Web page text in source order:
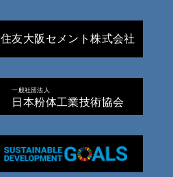
住友大阪セメント株式会社
一般社団法人
日本粉体工業技術協会